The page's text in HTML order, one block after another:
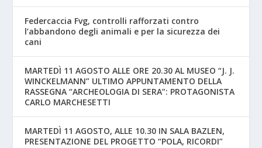
Federcaccia Fvg, controlli rafforzati contro
l’abbandono degli animali e per la sicurezza dei
cani
MARTEDÌ 11 AGOSTO ALLE ORE 20.30 AL MUSEO “J. J.
WINCKELMANN” ULTIMO APPUNTAMENTO DELLA
RASSEGNA “ARCHEOLOGIA DI SERA”: PROTAGONISTA
CARLO MARCHESETTI
MARTEDÌ 11 AGOSTO, ALLE 10.30 IN SALA BAZLEN,
PRESENTAZIONE DEL PROGETTO “POLA, RICORDI”